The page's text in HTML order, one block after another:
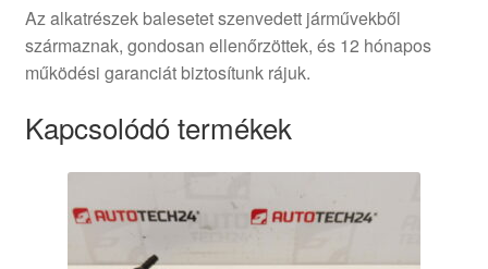
Az alkatrészek balesetet szenvedett járművekből
származnak, gondosan ellenőrzöttek, és 12 hónapos
működési garanciát biztosítunk rájuk.
Kapcsolódó termékek